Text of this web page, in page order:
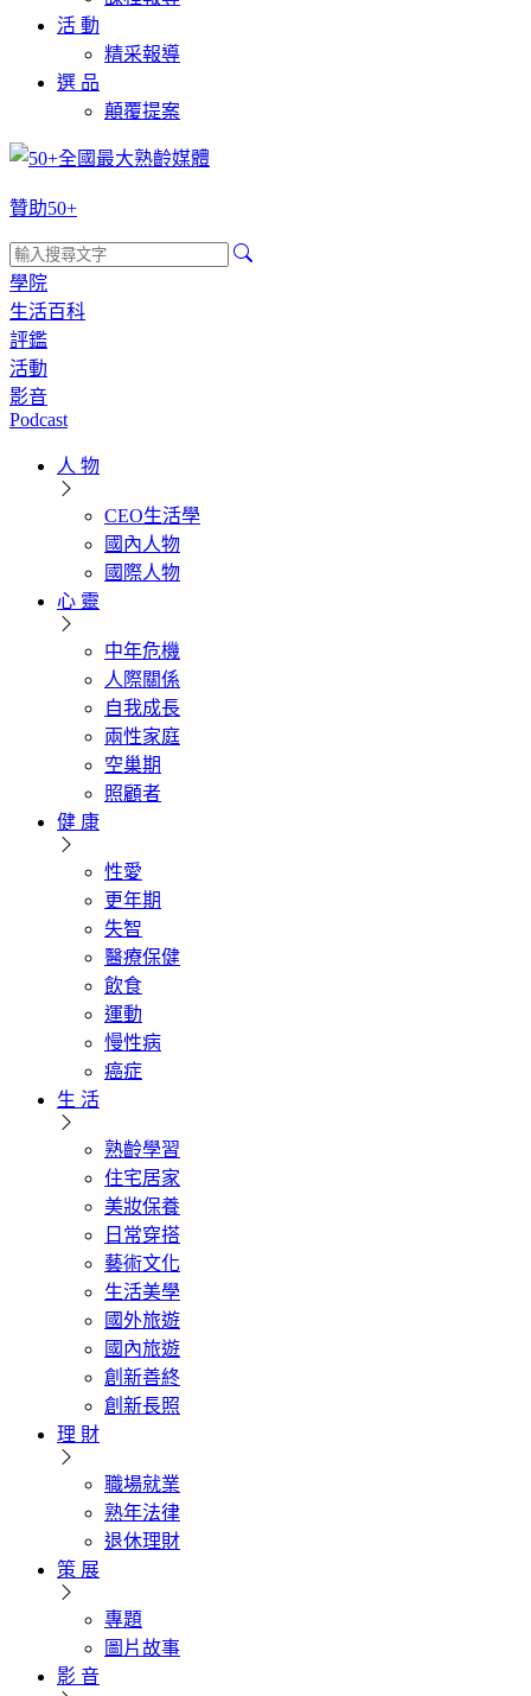
活 動
精采報導
選 品
顛覆提案
贊助50+
學院
生活百科
評鑑
活動
影音
Podcast
人 物
CEO生活學
國內人物
國際人物
心 靈
中年危機
人際關係
自我成長
兩性家庭
空巢期
照顧者
健 康
性愛
更年期
失智
醫療保健
飲食
運動
慢性病
癌症
生 活
熟齡學習
住宅居家
美妝保養
日常穿搭
藝術文化
生活美學
國外旅遊
國內旅遊
創新善終
創新長照
理 財
職場就業
熟年法律
退休理財
策 展
專題
圖片故事
影 音